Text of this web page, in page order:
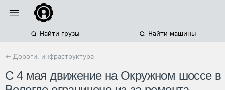
Найти грузы Найти машины
← Дороги, инфраструктура
С 4 мая движение на Окружном шоссе в